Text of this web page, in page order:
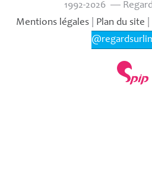
1992-2026 —
Mentions légales| Plan du site